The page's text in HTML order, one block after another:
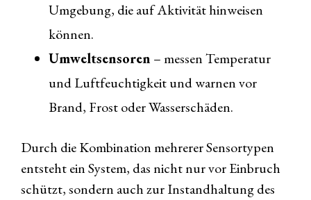
Umgebung, die auf Aktivität hinweisen
können.
Umweltsensoren – messen Temperatur
und Luftfeuchtigkeit und warnen vor
Brand, Frost oder Wasserschäden.
Durch die Kombination mehrerer Sensortypen
entsteht ein System, das nicht nur vor Einbruch
schützt, sondern auch zur Instandhaltung des